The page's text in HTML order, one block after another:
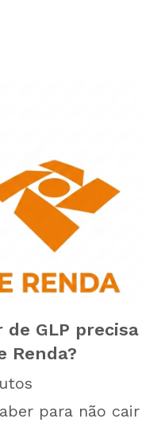
GLP precisa
Renda?
para não cair